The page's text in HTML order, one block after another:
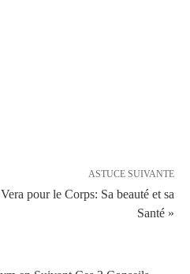
ASTUCE SUIVANTE
pour le Corps: Sa beauté et sa
Santé »